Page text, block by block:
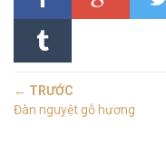
← TRƯỚC
Đàn nguyệt gỗ hương